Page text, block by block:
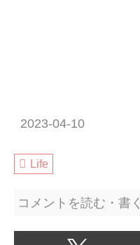
2023-04-10
Life
コメントを読む・書く